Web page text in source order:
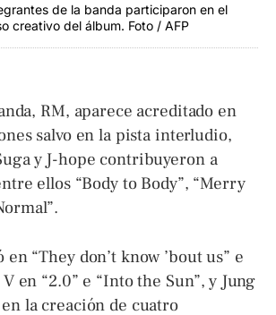
de la banda participaron en el
creativo del álbum. Foto / AFP
RM, aparece acreditado en
salvo en la pista interludio,
y J-hope contribuyeron a
ellos “Body to Body”, “Merry
“They don’t know ’bout us” e
en “2.0” e “Into the Sun”, y Jung
la creación de cuatro